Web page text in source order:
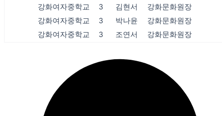
강화여자중학교
3 김현서
강화문화원장
강화여자중학교
3 박나윤
강화문화원장
강화여자중학교
3 조연서 강화문화원장